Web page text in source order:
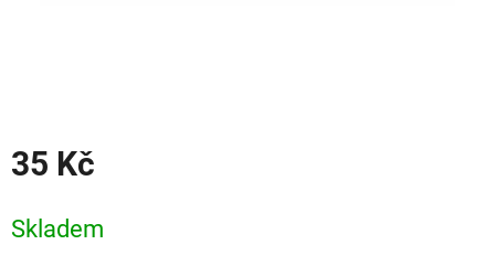
35 Kč
cena:
Skladem